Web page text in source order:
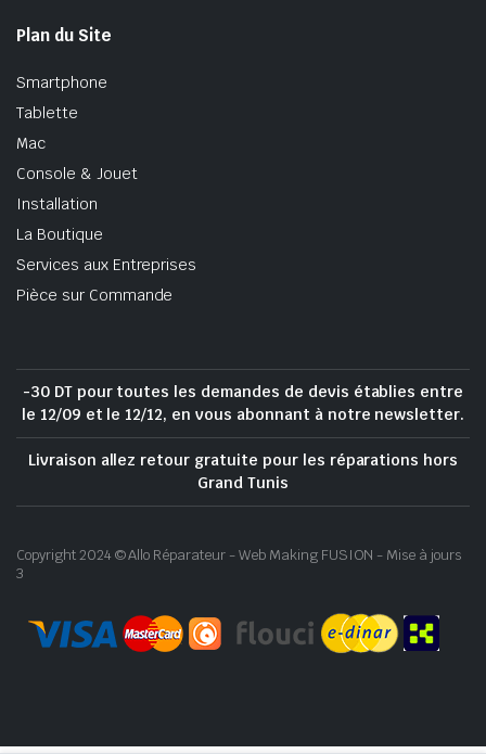
Plan du Site
Smartphone
Tablette
Mac
Console & Jouet
Installation
La Boutique
Services aux Entreprises
Pièce sur Commande
-30 DT pour toutes les demandes de devis établies entre
le 12/09 et le 12/12, en vous abonnant à notre newsletter.
Livraison allez retour gratuite pour les réparations hors
Grand Tunis
Copyright 2024 © Allo Réparateur - Web Making FUSION - Mise à jours
3